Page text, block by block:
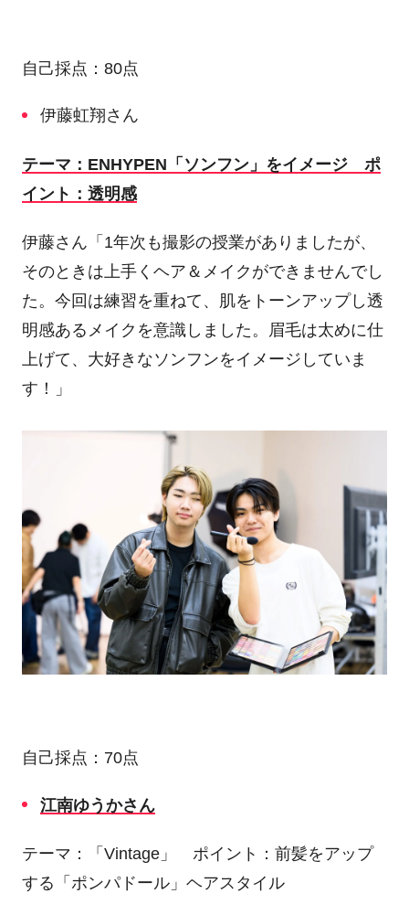
自己採点： 80点
伊藤虹翔さん
テーマ： ENHYPEN 「ソンフン」をイメージ ポ
イント：透明感
伊藤さん「 1年次も撮影の授業がありましたが、
そのときは上手くヘア＆メイクができませんでし
た。今回は練習を重ねて、肌をトーンアップし透
明感あるメイクを意識しました。眉毛は太めに仕
上げて、大好きなソンフンをイメージしていま
す！」
自己採点： 70点
江南ゆうかさん
テーマ：「 Vintage」 ポイント：前髪をアップ
する「ポンパドール」ヘアスタイル